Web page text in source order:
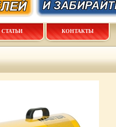
СТАТЬИ КОНТАКТЫ